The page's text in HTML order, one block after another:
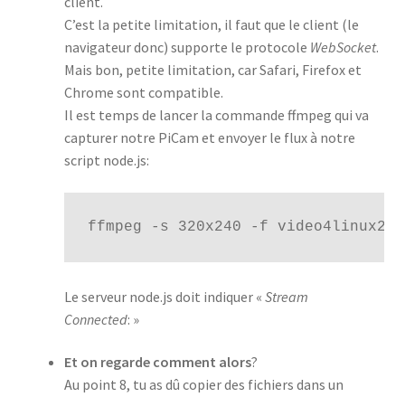
C’est la petite limitation, il faut que le client (le
navigateur donc) supporte le protocole WebSocket.
Mais bon, petite limitation, car Safari, Firefox et
Chrome sont compatible.
Il est temps de lancer la commande ffmpeg qui va
capturer notre PiCam et envoyer le flux à notre
script node.js:
ffmpeg -s 320x240 -f video4linux2
Le serveur node.js doit indiquer « Stream
Connected: »
Et on regarde comment alors?
Au point 8, tu as dû copier des fichiers dans un